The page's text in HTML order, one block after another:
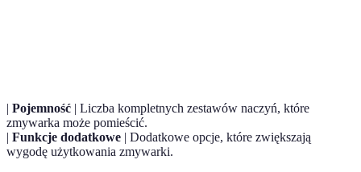
| Pojemność | Liczba kompletnych zestawów naczyń, które
zmywarka może pomieścić.
| Funkcje dodatkowe | Dodatkowe opcje, które zwiększają
wygodę użytkowania zmywarki.